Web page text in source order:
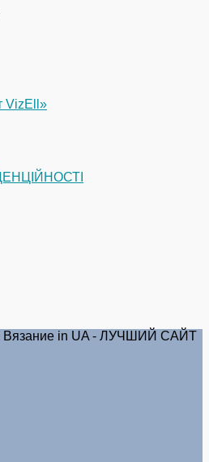
VizEll»
Вязание in UA - ЛУЧШИЙ САЙТ